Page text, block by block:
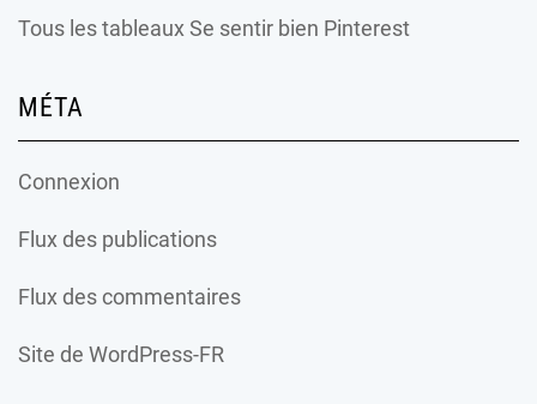
Tous les tableaux Se sentir bien Pinterest
MÉTA
Connexion
Flux des publications
Flux des commentaires
Site de WordPress-FR